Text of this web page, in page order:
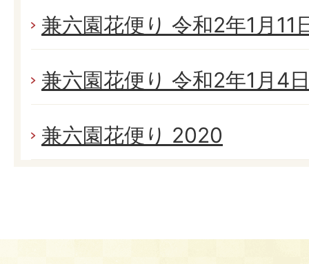
兼六園花便り 令和2年1月11
兼六園花便り 令和2年1月4
兼六園花便り 2020